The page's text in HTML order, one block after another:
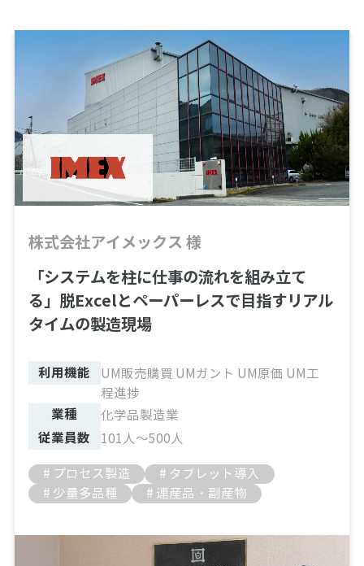
株式会社アイメックス 様
「システムを柱に仕事の流れを組み立て
る」脱Excelとペーパーレスで目指すリアル
タイムの製造現場
利用機能
UM販売購買 UMガント UM原価 UM工
程進捗
業種
化学品製造業
従業員数
101人～500人
# プロセス製造
# タブレット導入
# 少量多品種
# 連産品・副産物